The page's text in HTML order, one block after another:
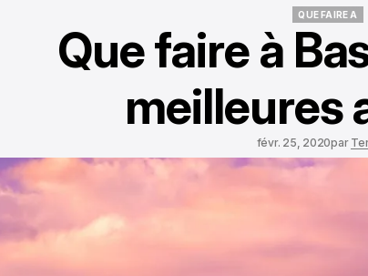
QUE FAIRE A
QUE FAIRE A
Que faire à
meilleures
févr. 25, 2020par